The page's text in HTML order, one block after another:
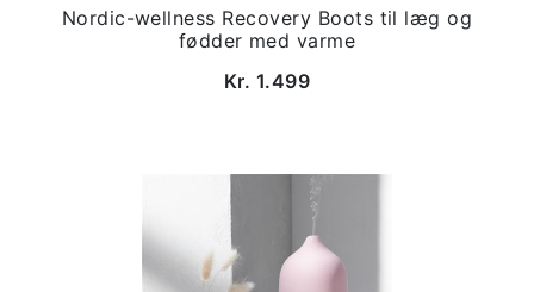
Nordic-wellness Recovery Boots til læg og
fødder med varme
Kr. 1.499